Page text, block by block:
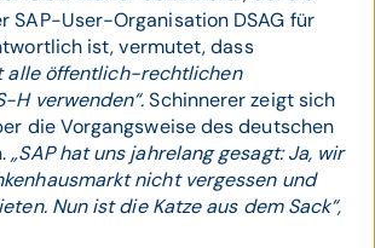
SAP-User-Organisation DSAG für
ist, vermutet, dass
alle öffentlich-rechtlichen
H verwenden“.Schinnerer zeigt sich
die Vorgangsweise des deutschen
„SAP hat uns jahrelang gesagt: Ja, wir
nicht vergessen und
Nun ist die Katze aus dem Sack“,